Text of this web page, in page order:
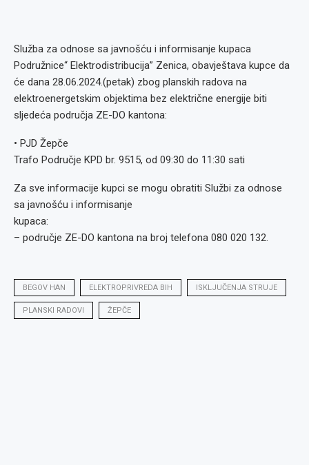
Služba za odnose sa javnošću i informisanje kupaca
Podružnice“ Elektrodistribucija” Zenica, obavještava kupce da
će dana 28.06.2024.(petak) zbog planskih radova na
elektroenergetskim objektima bez električne energije biti
sljedeća područja ZE-DO kantona:
• PJD Žepče
Trafo Područje KPD br. 9515, od 09:30 do 11:30 sati
Za sve informacije kupci se mogu obratiti Službi za odnose
sa javnošću i informisanje
kupaca:
– područje ZE-DO kantona na broj telefona 080 020 132.
BEGOV HAN ELEKTROPRIVREDA BIH ISKLJUČENJA STRUJE
PLANSKI RADOVI ŽEPČE